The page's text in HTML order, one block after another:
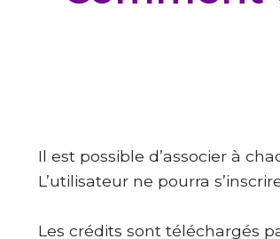
Il est possible d’associer à
L’utilisateur ne pourra
Les crédits sont téléchargés